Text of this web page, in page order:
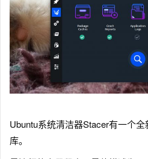
Ubuntu系统清洁器Stacer有一个
库。